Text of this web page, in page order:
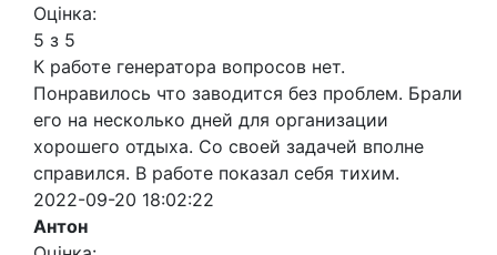
Оцінка:
5 з 5
К работе генератора вопросов нет.
Понравилось что заводится без проблем. Брали
его на несколько дней для организации
хорошего отдыха. Со своей задачей вполне
справился. В работе показал себя тихим.
2022-09-20 18:02:22
Антон